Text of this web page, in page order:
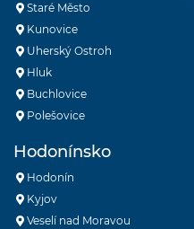
Staré Město
Kunovice
Uherský Ostroh
Hluk
Buchlovice
Polešovice
Hodonínsko
Hodonín
Kyjov
Veselí nad Moravou